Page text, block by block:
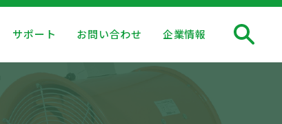
サポート お問い合わせ 企業情報